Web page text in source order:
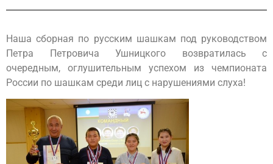
Наша сборная по русским шашкам под руководством
Петра Петровича Ушницкого возвратилась с
очередным, оглушительным успехом из чемпионата
России по шашкам среди лиц с нарушениями слуха!